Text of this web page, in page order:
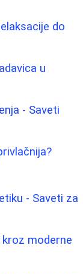
do
u
- Saveti
- Saveti za
moderne